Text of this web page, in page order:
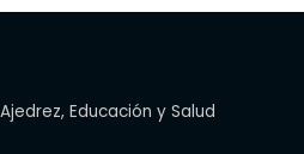
Ajedrez, Educación y Salud